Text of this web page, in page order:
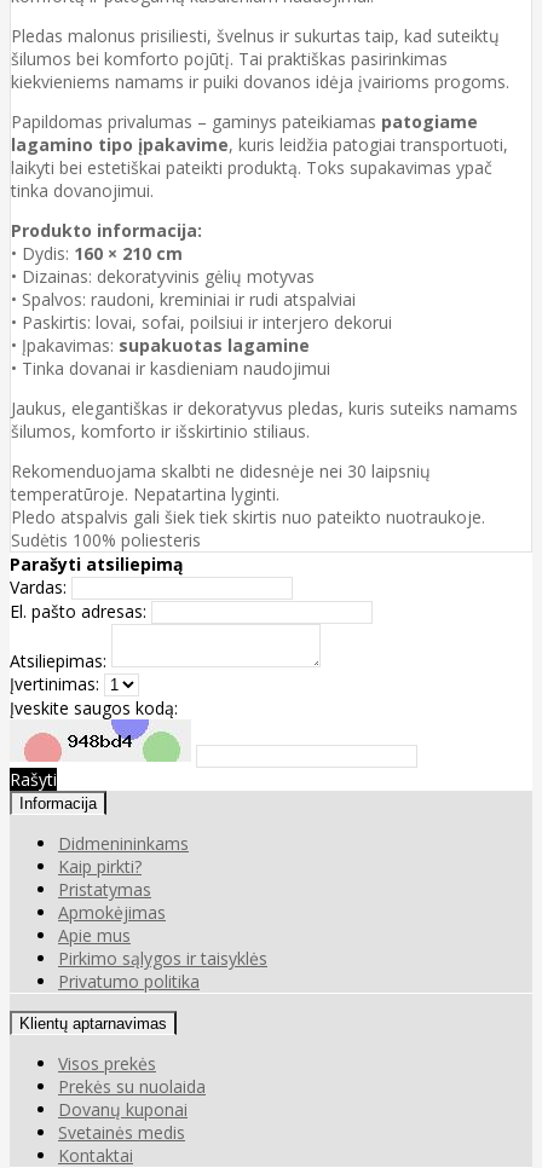
Pledas malonus prisiliesti, švelnus ir sukurtas taip, kad suteiktų
šilumos bei komforto pojūtį. Tai praktiškas pasirinkimas
kiekvieniems namams ir puiki dovanos idėja įvairioms progoms.
Papildomas privalumas – gaminys pateikiamas patogiame
lagamino tipo įpakavime, kuris leidžia patogiai transportuoti,
laikyti bei estetiškai pateikti produktą. Toks supakavimas ypač
tinka dovanojimui.
Produkto informacija:
• Dydis: 160 × 210 cm
• Dizainas: dekoratyvinis gėlių motyvas
• Spalvos: raudoni, kreminiai ir rudi atspalviai
• Paskirtis: lovai, sofai, poilsiui ir interjero dekorui
• Įpakavimas: supakuotas lagamine
• Tinka dovanai ir kasdieniam naudojimui
Jaukus, elegantiškas ir dekoratyvus pledas, kuris suteiks namams
šilumos, komforto ir išskirtinio stiliaus.
Rekomenduojama skalbti ne didesnėje nei 30 laipsnių
temperatūroje. Nepatartina lyginti.
Pledo atspalvis gali šiek tiek skirtis nuo pateikto nuotraukoje.
Sudėtis 100% poliesteris
Parašyti atsiliepimą
Vardas:
El. pašto adresas:
Atsiliepimas:
Įvertinimas:
Įveskite saugos kodą:
Rašyti
Informacija
Didmenininkams
Kaip pirkti?
Pristatymas
Apmokėjimas
Apie mus
Pirkimo sąlygos ir taisyklės
Privatumo politika
Klientų aptarnavimas
Visos prekės
Prekės su nuolaida
Dovanų kuponai
Svetainės medis
Kontaktai